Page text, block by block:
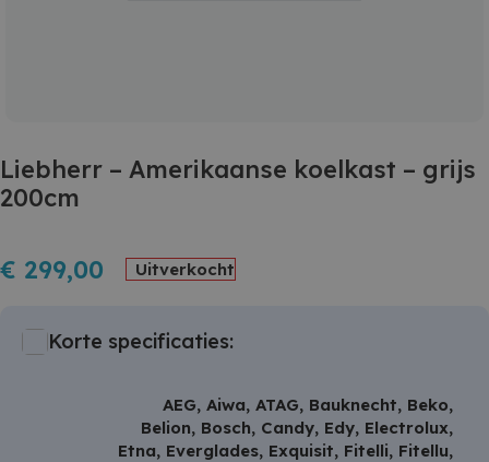
Liebherr – Amerikaanse koelkast – grijs
200cm
€ 299,00 Uitverkocht
Korte specificaties:
AEG, Aiwa, ATAG, Bauknecht, Beko,
Belion, Bosch, Candy, Edy, Electrolux,
Etna, Everglades, Exquisit, Fitelli, Fitellu,